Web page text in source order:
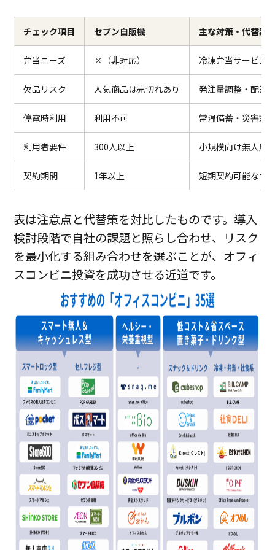
チェック項目 セブン自販機 主な対策・代替案
弁当ニーズ ×（非対応） 冷凍弁当サービス
欠品リスク 人気商品は売切れあり 発注量調整・配送
停電時利用 利用不可 常温備蓄・災害対
利用者要件 300人以上 小規模向け無人店
契約期間 1年以上 短期契約可能なサ
表は注意点と代替策を対比したものです。導入
検討段階で自社の課題と照らし合わせ、リスク
を最小化する組み合わせを選ぶことが、オフィ
スコンビニ投資を成功させる近道です。